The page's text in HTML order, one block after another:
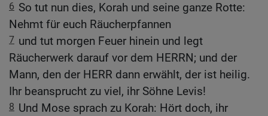
6 So tut nun dies, Korah und seine ganze Rotte:
Nehmt für euch Räucherpfannen
7 und tut morgen Feuer hinein und legt
Räucherwerk darauf vor dem HERRN; und der
Mann, den der HERR dann erwählt, der ist heilig.
Ihr beansprucht zu viel, ihr Söhne Levis!
8 Und Mose sprach zu Korah: Hört doch, ihr